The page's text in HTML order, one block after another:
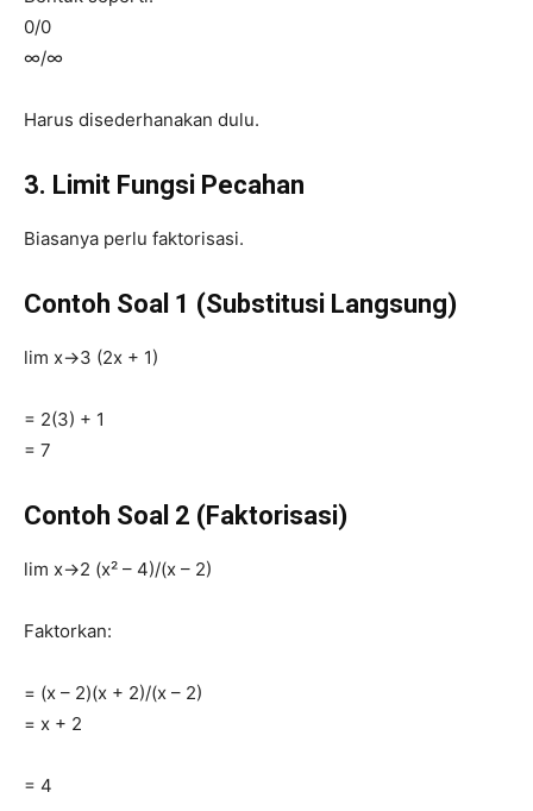
0/0
∞/∞
Harus disederhanakan dulu.
3. Limit Fungsi Pecahan
Biasanya perlu faktorisasi.
Contoh Soal 1 (Substitusi Langsung)
lim x→3 (2x + 1)
= 2(3) + 1
= 7
Contoh Soal 2 (Faktorisasi)
lim x→2 (x² – 4)/(x – 2)
Faktorkan:
= (x – 2)(x + 2)/(x – 2)
= x + 2
= 4